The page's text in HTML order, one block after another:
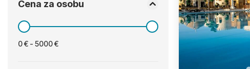
Cena za osobu
0 € - 5000 €